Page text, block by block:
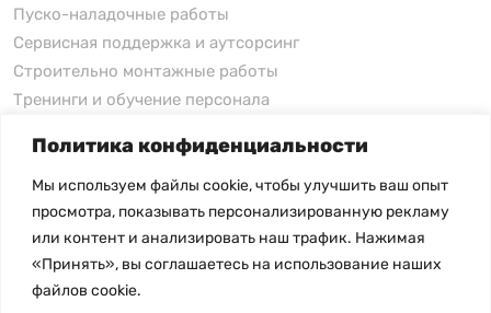
Политика конфиденциальности
Мы используем файлы cookie, чтобы улучшить ваш опыт
просмотра, показывать персонализированную рекламу
или контент и анализировать наш трафик. Нажимая
«Принять», вы соглашаетесь на использование наших
файлов cookie.
Пуско-наладочные работы
Сервисная поддержка и аутсорсинг
Строительно монтажные работы
Тренинги и обучение персонала
xFusion
xFusion
xFusion AI Solution
Цены на товары не являются публичной офертой и